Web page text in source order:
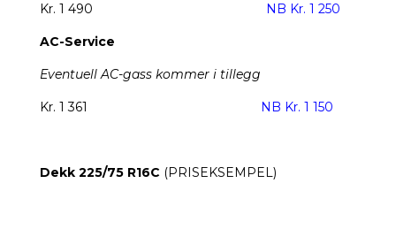
Kr. 1 490 NB Kr. 1 250
AC-Service
Eventuell AC-gass kommer i tillegg
Kr. 1 361 NB Kr. 1 150
Dekk 225/75 R16C (PRISEKSEMPEL)